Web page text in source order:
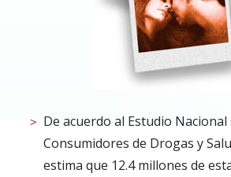
De acuerdo al Estudio
Consumidores de Drogas y
estima que 12.4 millones de